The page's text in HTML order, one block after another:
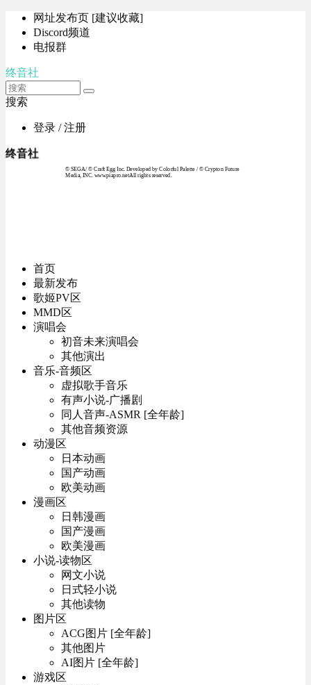
网址发布页 [建议收藏]
Discord频道
电报群
终音社
搜索
登录 / 注册
终音社
© SEGA / © Craft Egg Inc. Developed by Colorful Palette / © Crypton Future
Media, INC. www.piapro.netAll rights reserved.
首页
最新发布
歌姬PV区
MMD区
演唱会
初音未来演唱会
其他演出
音乐-音频区
虚拟歌手音乐
有声小说-广播剧
同人音声-ASMR [全年龄]
其他音频资源
动漫区
日本动画
国产动画
欧美动画
漫画区
日韩漫画
国产漫画
欧美漫画
小说-读物区
网文小说
日式轻小说
其他读物
图片区
ACG图片 [全年龄]
其他图片
AI图片 [全年龄]
游戏区